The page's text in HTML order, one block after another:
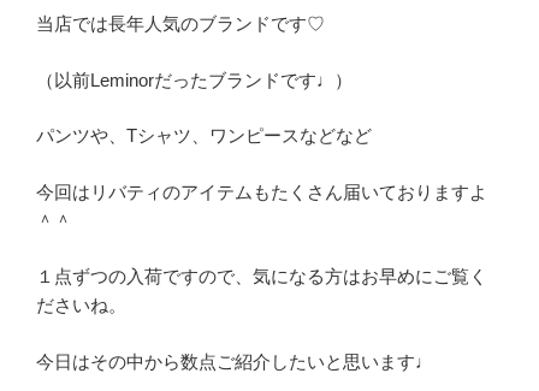
当店では長年人気のブランドです♡
（以前Leminorだったブランドです♩）
パンツや、Tシャツ、ワンピースなどなど
今回はリバティのアイテムもたくさん届いておりますよ
＾＾
１点ずつの入荷ですので、気になる方はお早めにご覧く
ださいね。
今日はその中から数点ご紹介したいと思います♩